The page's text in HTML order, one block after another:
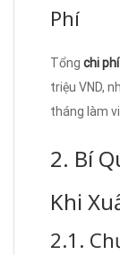
Phí
Tổng chi
triệu VND,
tháng làm
2. Bí
Khi
2.1.